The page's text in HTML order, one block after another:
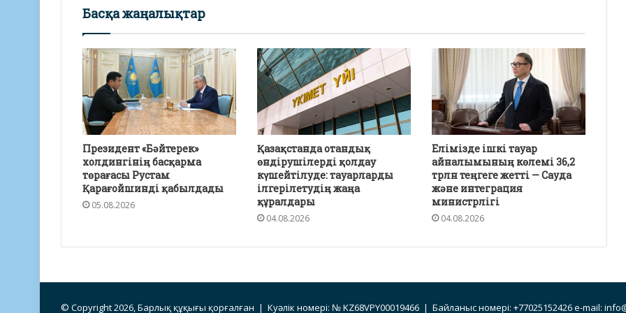
Басқа жаңалықтар
Президент «Бәйтерек»
холдингінің басқарма
төрағасы Рустам
Қарағойшинді қабылдады
05.08.2026
Қазақстанда отандық
өндірушілерді қолдау
күшейтілуде: тауарларды
ілгерілетудің жаңа
құралдары
04.08.2026
Елімізде ішкі тауар
айналымының көлемі 36,2
трлн теңгеге жетті — Сауда
және интеграция
министрлігі
04.08.2026
© Copyright 2026, Барлық құқығы қорғалған | Куәлік номері: № KZ68VPY00019466 | Байланыс номері: +77025152426 e-mail: